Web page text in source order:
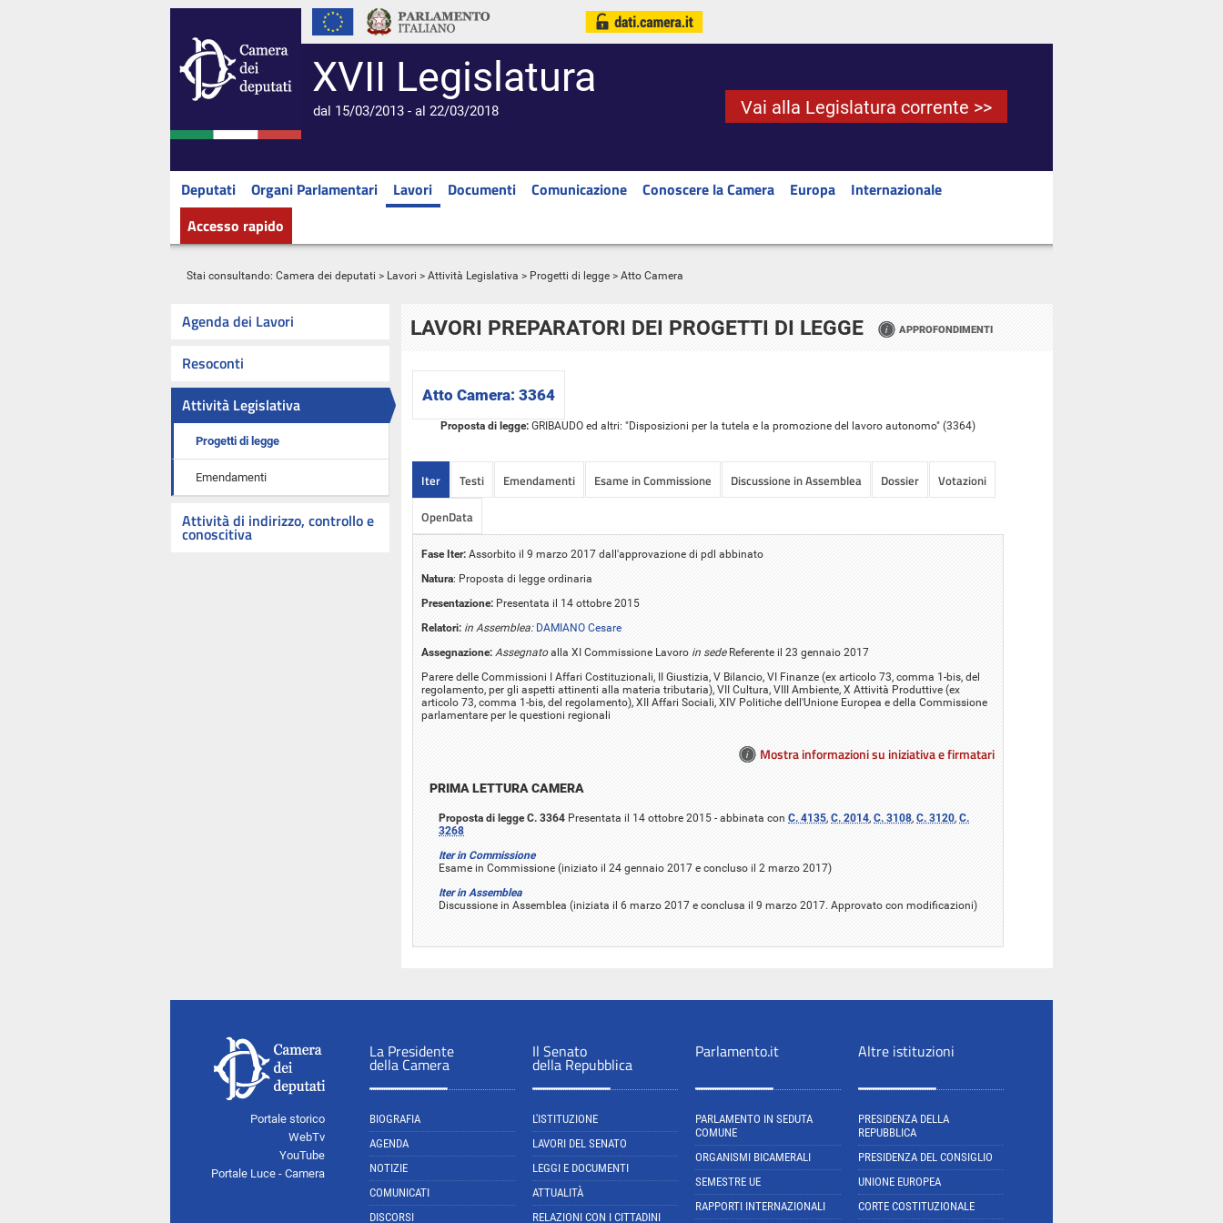
XVII Legislatura
dal 15/03/2013 - al 22/03/2018 Vai alla Legislatura corrente >>
Deputati Organi Parlamentari Lavori Documenti Comunicazione Conoscere la Camera Europa
Internazionale
Accesso rapido
Stai consultando: Camera dei deputati > Lavori > Attività Legislativa > Progetti di legge > Atto Camera
Agenda dei Lavori
Resoconti
Attività Legislativa
Progetti di legge
Emendamenti
Attività di indirizzo, controllo e
conoscitiva
LAVORI PREPARATORI DEI PROGETTI DI LEGGE APPROFONDIMENTI
Atto Camera: 3364
Proposta di legge: GRIBAUDO ed altri: "Disposizioni per la tutela e la promozione del lavoro autonomo" (3364)
Iter Testi Emendamenti Esame in Commissione Discussione in Assemblea Dossier
Votazioni
OpenData
Fase Iter: Assorbito il 9 marzo 2017 dall'approvazione di pdl abbinato
Natura: Proposta di legge ordinaria
Presentazione: Presentata il 14 ottobre 2015
Relatori: in Assemblea: DAMIANO Cesare
Assegnazione: Assegnatoalla XI Commissione Lavoro in sede Referente il 23 gennaio 2017
Parere delle Commissioni I Affari Costituzionali, II Giustizia, V Bilancio, VI Finanze (ex articolo 73, comma 1-bis, del
regolamento, per gli aspetti attinenti alla materia tributaria), VII Cultura, VIII Ambiente, X Attività Produttive (ex
articolo 73, comma 1-bis, del regolamento), XII Affari Sociali, XIV Politiche dell'Unione Europea e della Commissione
parlamentare per le questioni regionali
Mostra informazioni su iniziativa e firmatari
PRIMA LETTURA CAMERA
Proposta di legge C. 3364 Presentata il 14 ottobre 2015 - abbinata con C. 4135, C. 2014, C. 3108, C. 3120, C.
3268
Iter in Commissione
Esame in Commissione (iniziato il 24 gennaio 2017 e concluso il 2 marzo 2017)
Iter in Assemblea
Discussione in Assemblea (iniziata il 6 marzo 2017 e conclusa il 9 marzo 2017. Approvato con modificazioni)
Portale storico
WebTv
YouTube
Portale Luce - Camera
La Presidente
della Camera
BIOGRAFIA
AGENDA
NOTIZIE
COMUNICATI
DISCORSI
Il Senato
della Repubblica
L'ISTITUZIONE
LAVORI DEL SENATO
LEGGI E DOCUMENTI
ATTUALITÀ
RELAZIONI CON I CITTADINI
Parlamento.it
PARLAMENTO IN SEDUTA
COMUNE
ORGANISMI BICAMERALI
SEMESTRE UE
RAPPORTI INTERNAZIONALI
Altre istituzioni
PRESIDENZA DELLA
REPUBBLICA
PRESIDENZA DEL CONSIGLIO
UNIONE EUROPEA
CORTE COSTITUZIONALE